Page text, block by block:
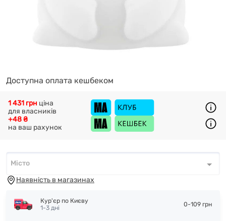
Доступна оплата кешбеком
+48 ₴
на ваш рахунок
1 431 грн ціна
для власників
Місто*
Місто
Наявність в магазинах
Кур'єр по Києву
1-3 дні
0-109 грн